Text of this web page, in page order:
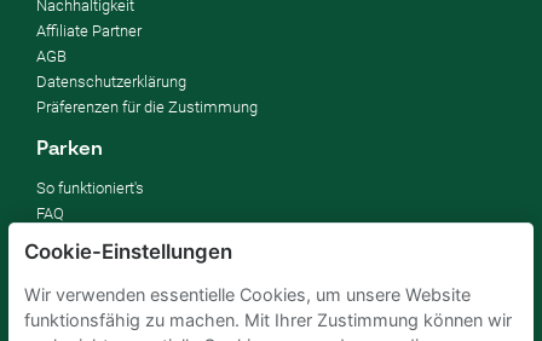
Cookie-Einstellungen
Wir verwenden essentielle Cookies, um unsere Website
funktionsfähig zu machen. Mit Ihrer Zustimmung können wir
Nachhaltigkeit
Affiliate Partner
AGB
Datenschutzerklärung
Präferenzen für die Zustimmung
Parken
So funktioniert's
FAQ
Vermieten
Parkplatz vermieten
Für Unternehmen